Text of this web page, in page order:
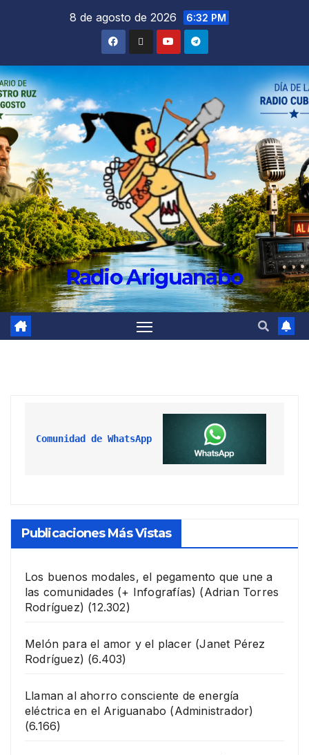
8 de agosto de 2026 6:32 PM
Radio Ariguanabo
Comunidad de WhatsApp
Publicaciones Más Vistas
Los buenos modales, el pegamento que une a
las comunidades (+ Infografías) (Adrian Torres
Rodríguez) (12.302)
Melón para el amor y el placer (Janet Pérez
Rodríguez) (6.403)
Llaman al ahorro consciente de energía
eléctrica en el Ariguanabo (Administrador)
(6.166)